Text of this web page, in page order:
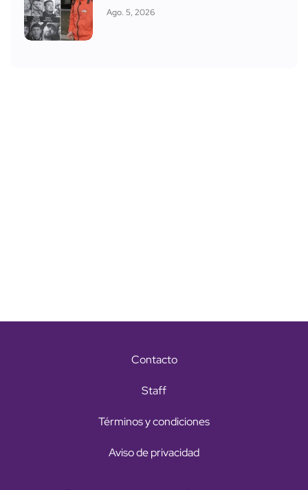
Ago. 5, 2026
Contacto
Staff
Términos y condiciones
Aviso de privacidad